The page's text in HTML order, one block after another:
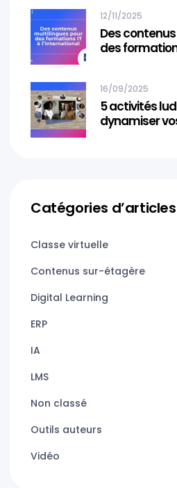
12/11/2025
Des
des
16/09/2025
5 activités
dynamiser
Catégories d’articles
Classe virtuelle
Contenus sur-étagère
Digital Learning
ERP
IA
LMS
Non classé
Outils auteurs
Vidéo